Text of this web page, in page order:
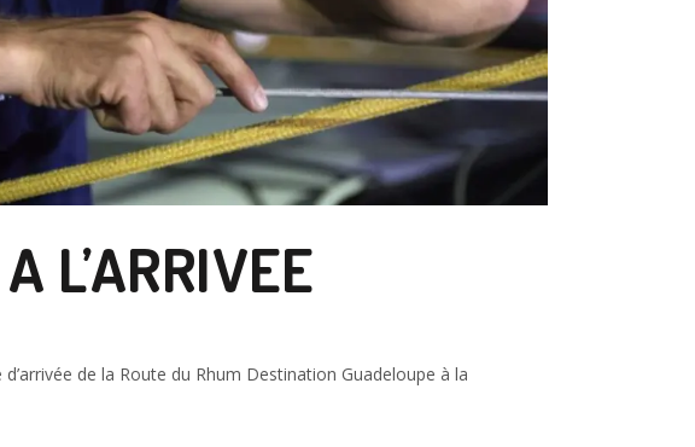
L’ARRIVEE
de la Route du Rhum Destination Guadeloupe à la